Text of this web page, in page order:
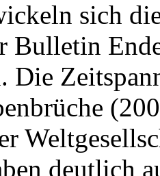
sich
Bulletin
Die
deutlich